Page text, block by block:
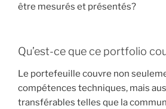
être mesurés et présentés?
Qu’est-ce que ce portfolio
Le portefeuille couvre non
compétences techniques, mais
transférables telles que la